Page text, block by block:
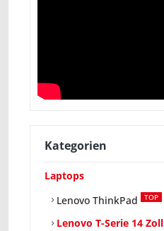
Kategorien
Laptops
Lenovo ThinkPad
TOP
Lenovo T-Serie 14 Zoll